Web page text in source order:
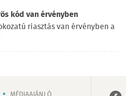
kód van érvényben
riasztás van érvényben a